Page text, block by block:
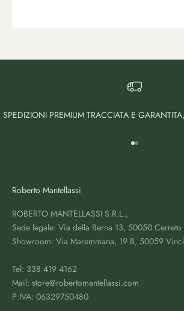
SPEDIZIONI PREMIUM TRACCIATA E
Vai all'articolo 1
Vai all'articolo
Roberto Mantellassi
ROBERTO MANTELLASSI S.R.L.,
Sede legale: Via della Berna 13, 50050
Showroom: Via Maremmana, 19 B, 50059
Tel: 338 419 4162
Mail: store@robertomantellassi.com
P:IVA: 06329750480